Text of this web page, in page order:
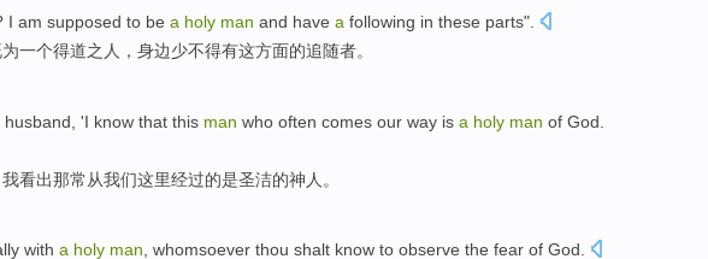
I am supposed to be a holy man and have a following in these parts".
为一个得道之 人 ，身边少不得有这方面的追随者。
husband , 'I know that this man who often comes our way is a holy man of God
我看出那常 从我们这里经过的是圣洁的神人。
with a holy man, whomsoever thou shalt know to observe the fear of God.